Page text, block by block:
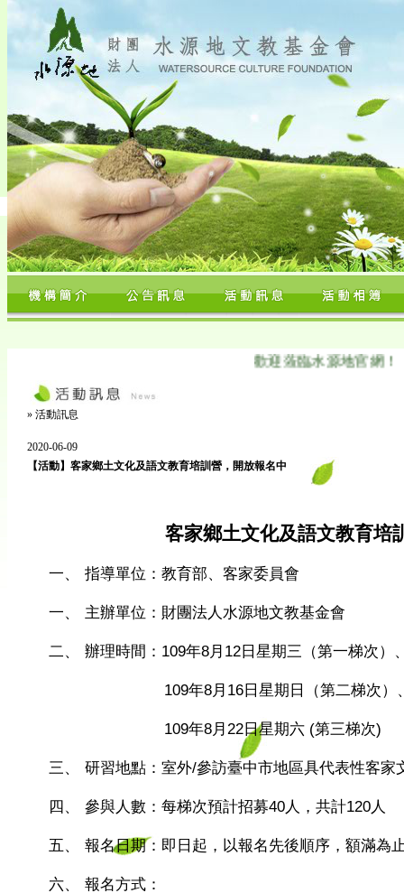
» 活動訊息
2020-06-09
【活動】客家鄉土文化及語文教育培訓營，開放報名中
客家鄉土文化及語文教育培
一、 指導單位：教育部、客家委員會
一、 主辦單位：財團法人水源地文教基金會
二、 辦理時間： 109年8月 12 日星期三（第一梯次）
109年8月 16 日星期日（第二梯次）
109年8月 22 日星期六 (第三梯次)
三、 研習地點：室外/參訪臺中市地區具代表性客家
四、 參與人數：每梯次預計招募40人，共計120人
五、 報名日期：即日起，以報名先後順序，額滿為
六、 報名方式：